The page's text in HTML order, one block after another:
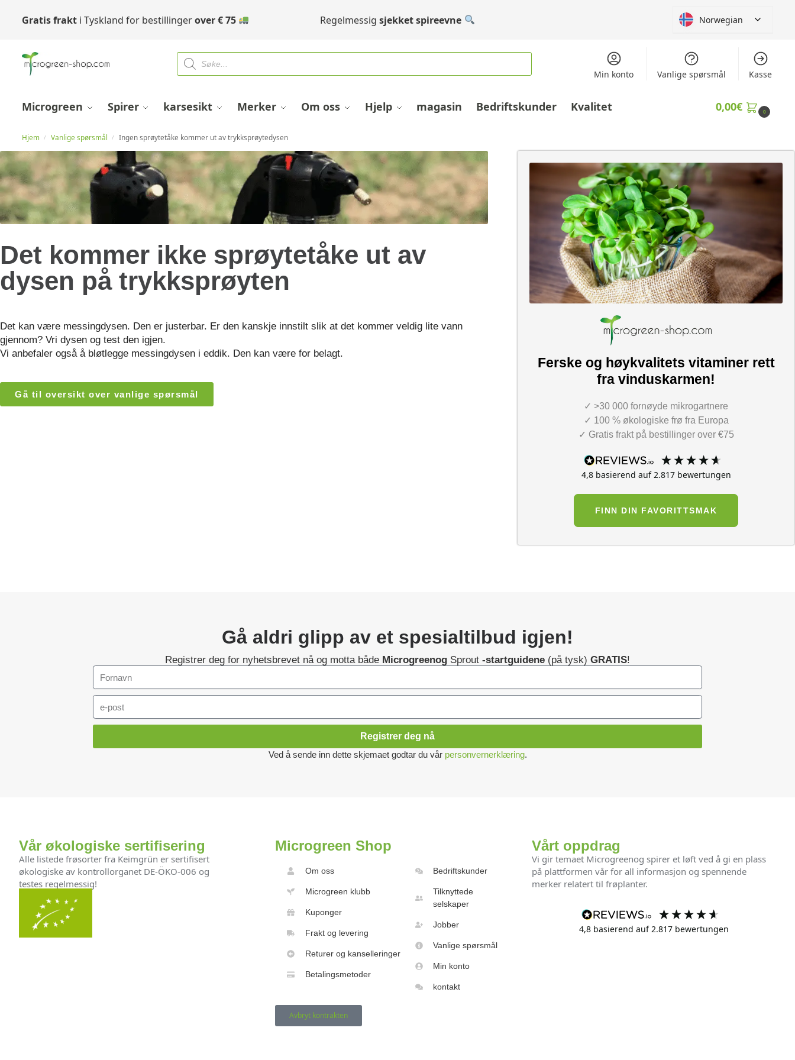
Gratis frakti Tyskland for bestillingerover€75 Regelmessigsjekket spireevne Norwegian
Min konto Vanlige spørsmål Kasse
Microgreen Spirer karsesikt Merker Om oss Hjelp magasin Bedriftskunder Kvalitet 0,00€ 0
Hjem / Vanlige spørsmål / Ingen sprøytetåke kommer ut av trykksprøytedysen
Det kommer ikke sprøytetåke ut av
dysen på trykksprøyten
Det kan være messingdysen. Den er justerbar. Er den kanskje innstilt slik at det kommer veldig lite vann
gjennom? Vri dysen og test den igjen.
Vi anbefaler også å bløtlegge messingdysen i eddik. Den kan være for belagt.
Gå til oversikt over vanlige spørsmål
Ferske og høykvalitets vitaminer rett
fra vinduskarmen!
✓ >30 000 fornøyde mikrogartnere
✓ 100 % økologiske frø fra Europa
✓ Gratis frakt på bestillinger over €75
4,8 basierend auf2.817bewertungen
FINN DIN FAVORITTSMAK
Gå aldri glipp av et spesialtilbud igjen!
Registrer deg for nyhetsbrevet nå og motta både Microgreenog Sprout -startguidene (på tysk) GRATIS!
Registrer deg nå
Ved å sende inn dette skjemaet godtar du vår personvernerklæring.
Vår økologiske sertifisering
Alle listede frøsorter fra Keimgrün er sertifisert
økologiske av kontrollorganet DE-ÖKO-006 og
testes regelmessig!
Microgreen Shop
Om oss
Microgreen klubb
Kuponger
Frakt og levering
Returer og kanselleringer
Betalingsmetoder
Bedriftskunder
Tilknyttede
selskaper
Jobber
Vanlige spørsmål
Min konto
kontakt
Avbryt kontrakten
Vårt oppdrag
Vi gir temaet Microgreenog spirer et løft ved å gi en plass
på plattformen vår for all informasjon og spennende
merker relatert til frøplanter.
4,8 basierend auf2.817bewertungen